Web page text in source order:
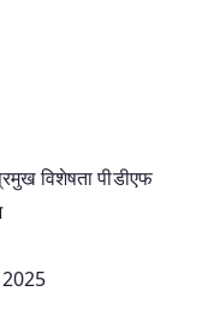
विशेषता पीडीएफ